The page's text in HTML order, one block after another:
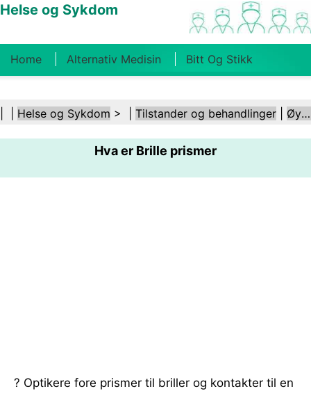
Helse og Sykdom
Home Alternativ Medisin Bitt Og Stikk
Kosthold Og Ernæring Familiehelse
Psykisk Helse Folkehelse Og
Sikkerhet Kirurgi Og Prosedyrer Helse
Helse og Sykdom > | Tilstander og behandlinger Øye- og synsforstyrrelser
Hva er Brille prismer
? Optikere fore prismer til briller og kontakter til en